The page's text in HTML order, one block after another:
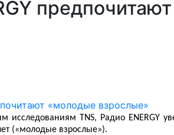
исследованиям TNS, Радио ENERGY
(«молодые взрослые»).